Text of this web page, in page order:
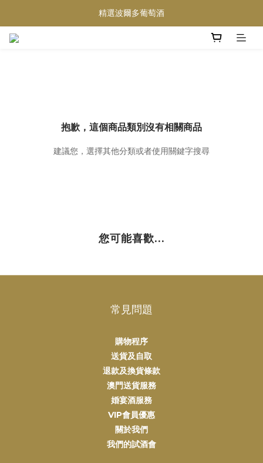
買滿任何酒類 六支 或買滿 $1200 (不限支數) 皆可享免費送貨
精選波爾多葡萄酒
抱歉，這個商品類別沒有相關商品
建議您，選擇其他分類或者使用關鍵字搜尋
您可能喜歡...
常見問題
購物程序
送貨及自取
退款及換貨條款
澳門送貨服務
婚宴酒服務
VIP會員優惠
關於我們
我們的試酒會